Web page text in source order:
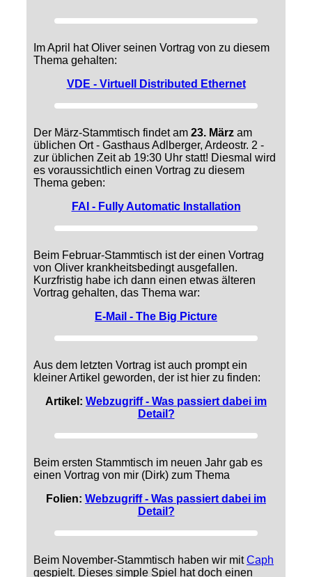
Im April hat Oliver seinen Vortrag von zu diesem
Thema gehalten:
VDE - Virtuell Distributed Ethernet
Der März-Stammtisch findet am 23. März am
üblichen Ort - Gasthaus Adlberger, Ardeostr. 2 -
zur üblichen Zeit ab 19:30 Uhr statt! Diesmal wird
es voraussichtlich einen Vortrag zu diesem
Thema geben:
FAI - Fully Automatic Installation
Beim Februar-Stammtisch ist der einen Vortrag
von Oliver krankheitsbedingt ausgefallen.
Kurzfristig habe ich dann einen etwas älteren
Vortrag gehalten, das Thema war:
E-Mail - The Big Picture
Aus dem letzten Vortrag ist auch prompt ein
kleiner Artikel geworden, der ist hier zu finden:
Artikel: Webzugriff - Was passiert dabei im
Detail?
Beim ersten Stammtisch im neuen Jahr gab es
einen Vortrag von mir (Dirk) zum Thema
Folien: Webzugriff - Was passiert dabei im
Detail?
Beim November-Stammtisch haben wir mitCaph
gespielt. Dieses simple Spiel hat doch einen